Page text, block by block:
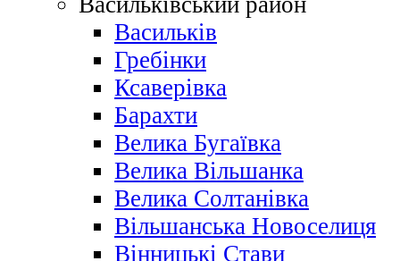
Васильків
Гребінки
Ксаверівка
Барахти
Велика Бугаївка
Велика Вільшанка
Велика Солтанівка
Вільшанська Новоселиця
Вінницькі Стави